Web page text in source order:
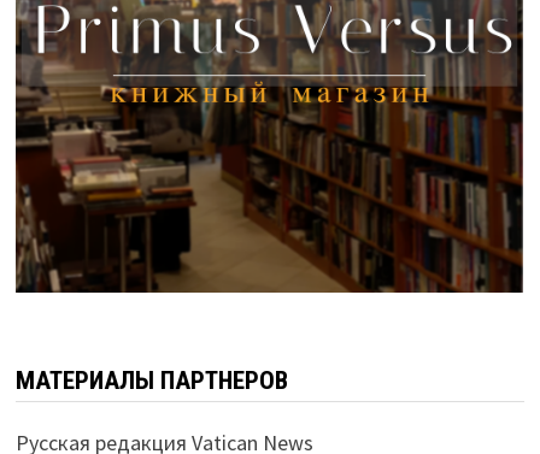
МАТЕРИАЛЫ ПАРТНЕРОВ
Русская редакция Vatican News